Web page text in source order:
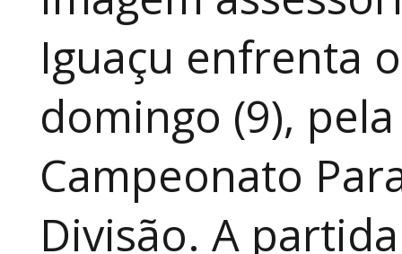
Iguaçu enfrenta
domingo (9),
Campeonato
Divisão. A